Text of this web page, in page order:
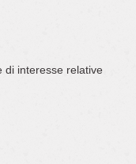
di interesse relative